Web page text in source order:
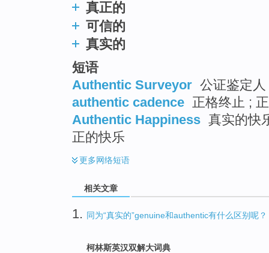
真正的
可信的
真实的
短语
Authentic Surveyor 公证鉴定
authentic cadence 正格终止 ;
Authentic Happiness 真实的快
正的快乐
更多网络短语
相关文章
1. 同为“真实的”genuine和authentic有什么区别呢？
柯林斯英汉双解大词典